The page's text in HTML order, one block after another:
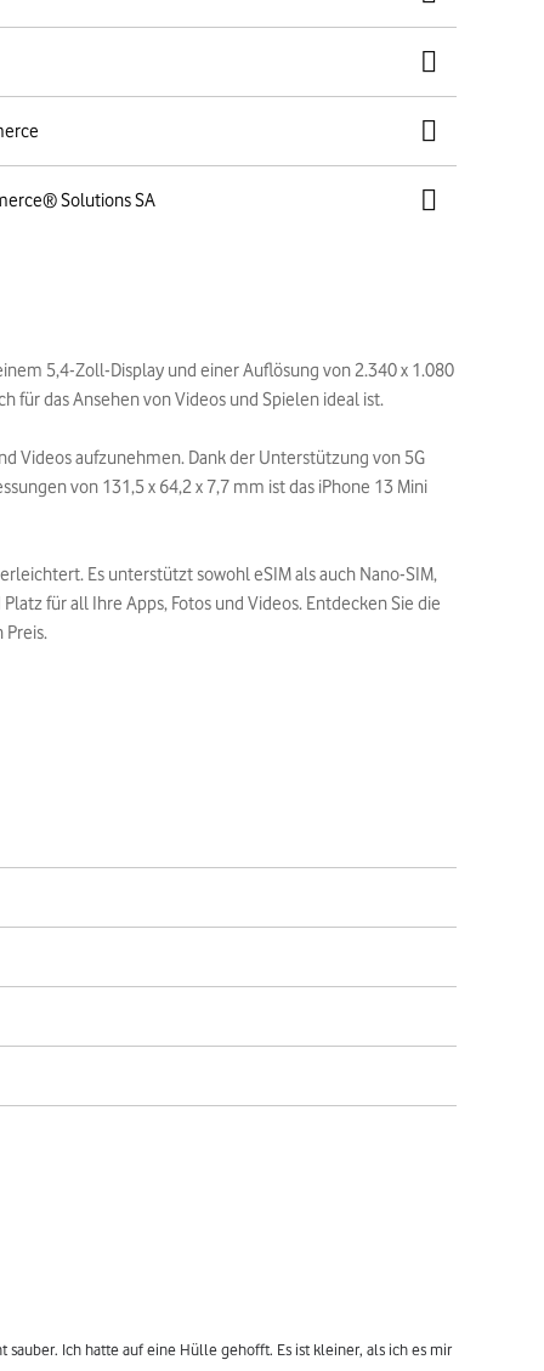
Solutions SA
5,4-Zoll-Display und einer Auflösung von 2.340 x 1.080
für das Ansehen von Videos und Spielen ideal ist.
Videos aufzunehmen. Dank der Unterstützung von 5G
von 131,5 x 64,2 x 7,7 mm ist das iPhone 13 Mini
Es unterstützt sowohl eSIM als auch Nano-SIM,
für all Ihre Apps, Fotos und Videos. Entdecken Sie die
Preis.
sauber. Ich hatte auf eine Hülle gehofft. Es ist kleiner, als ich es mir